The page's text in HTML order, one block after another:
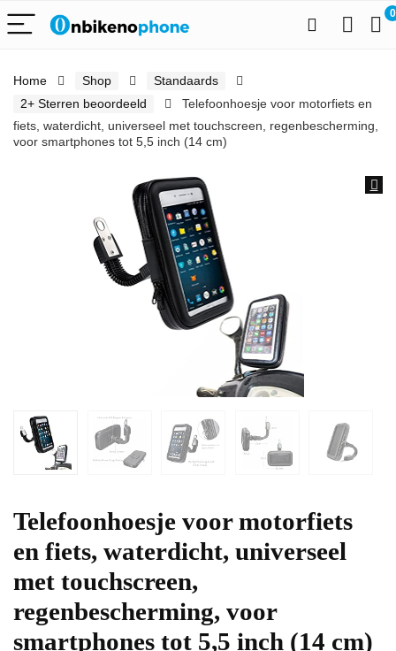
0
Home Shop
Standaards
2+ Sterren beoordeeld
Telefoonhoesje voor motorfiets en
fiets, waterdicht, universeel met touchscreen, regenbescherming,
voor smartphones tot 5,5 inch (14 cm)
Telefoonhoesje voor motorfiets
en fiets, waterdicht, universeel
met touchscreen,
regenbescherming, voor
smartphones tot 5,5 inch (14 cm)